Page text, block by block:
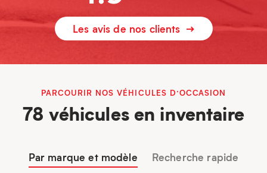
Les avis de nos clients
PARCOURIR NOS VÉHICULES D’OCCASION
78 véhicules en inventaire
Par marque et modèle Recherche rapide